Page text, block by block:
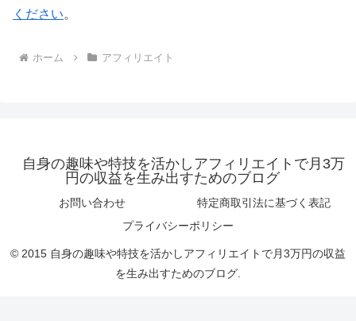
ください。
ホーム アフィリエイト
自身の趣味や特技を活かしアフィリエイトで月3万
円の収益を生み出すためのブログ
お問い合わせ
特定商取引法に基づく表記
プライバシーポリシー
© 2015 自身の趣味や特技を活かしアフィリエイトで月3万円の収益
を生み出すためのブログ.